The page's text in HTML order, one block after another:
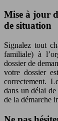
Mise à jour
de situation
Signalez tout
familiale) à
dossier de
votre dossier
correctement.
dans un délai
de la démarche